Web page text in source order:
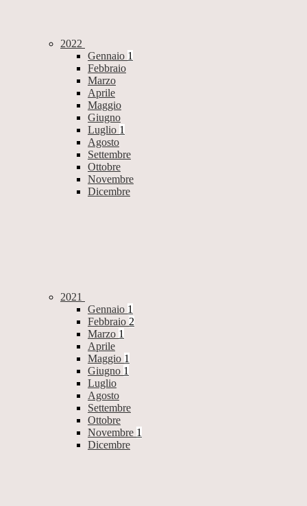
2022
Gennaio 1
Febbraio
Marzo
Aprile
Maggio
Giugno
Luglio 1
Agosto
Settembre
Ottobre
Novembre
Dicembre
2021
Gennaio 1
Febbraio 2
Marzo 1
Aprile
Maggio 1
Giugno 1
Luglio
Agosto
Settembre
Ottobre
Novembre 1
Dicembre